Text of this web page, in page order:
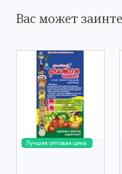
Вас может
Лучшая оптовая цена